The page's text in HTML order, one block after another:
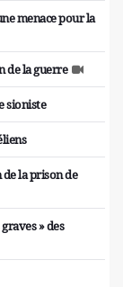
menace pour la
de la guerre
sioniste
la prison de
» des